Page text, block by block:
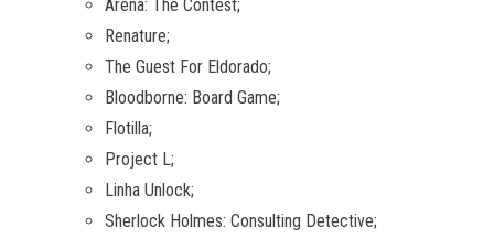
Arena: The Contest;
Renature;
The Guest For Eldorado;
Bloodborne: Board Game;
Flotilla;
Project L;
Linha Unlock;
Sherlock Holmes: Consulting Detective;